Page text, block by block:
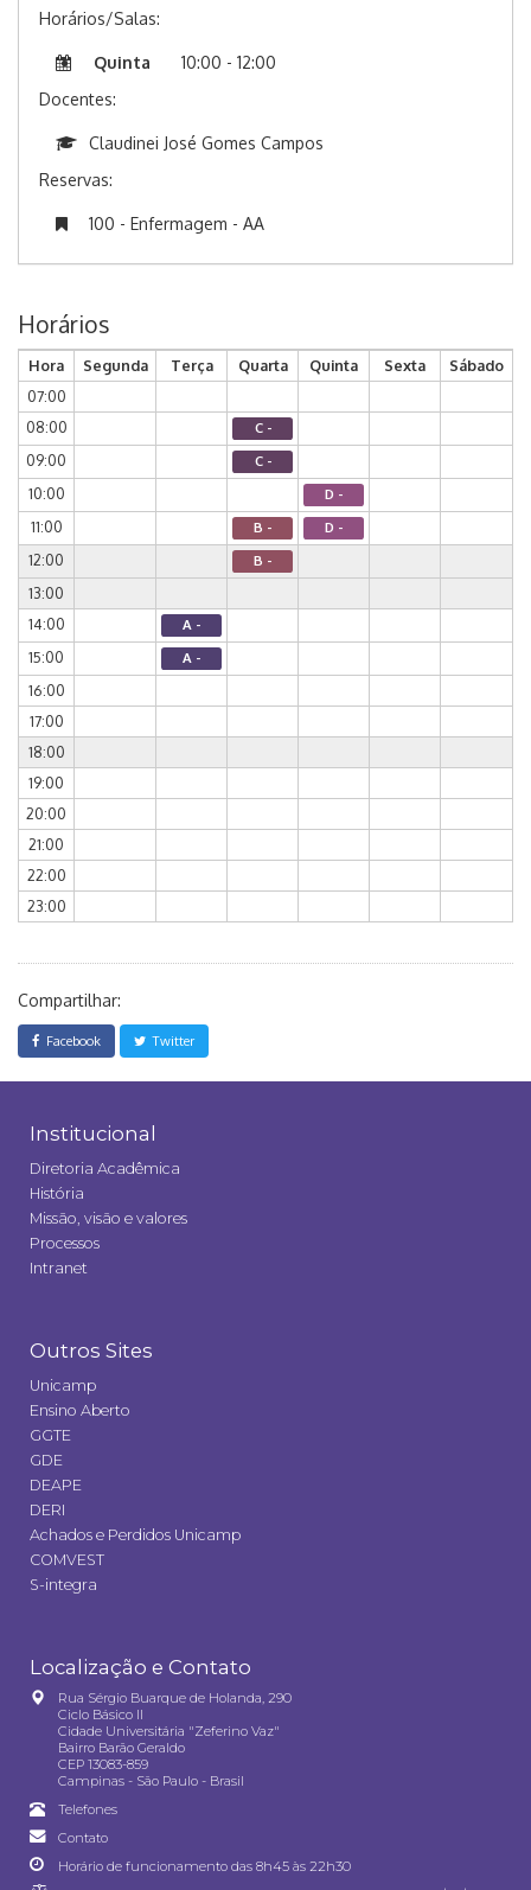
Horários/Salas:
Quinta
10:00 - 12:00
Docentes:
Claudinei José Gomes Campos
Reservas:
100 - Enfermagem - AA
Horários
Hora Segunda Terça Quarta Quinta Sexta
Sábado
07:00
08:00
C -
09:00 C -
10:00 D -
11:00 B - D -
12:00 B -
13:00
14:00
A -
15:00 A -
16:00
17:00
18:00
19:00
20:00
21:00
22:00
23:00
Compartilhar:
Facebook Twitter
Institucional
Diretoria Acadêmica
História
Missão, visão e valores
Processos
Intranet
Outros Sites
Unicamp
Ensino Aberto
GGTE
GDE
DEAPE
DERI
Achados e Perdidos Unicamp
COMVEST
S-integra
Localização e Contato
Rua Sérgio Buarque de Holanda, 290
Ciclo Básico II
Cidade Universitária "Zeferino Vaz"
Bairro Barão Geraldo
CEP 13083-859
Campinas - São Paulo - Brasil
Telefones
Contato
Horário de funcionamento das 8h45 às 22h30